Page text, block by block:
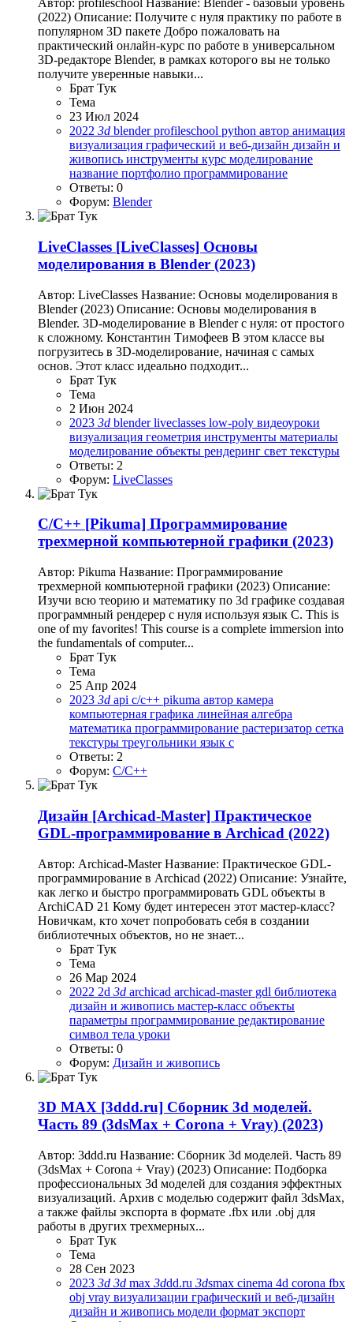
Автор: profileschool Название: Blender - базовый уровень
(2022) Описание: Получите с нуля практику по работе в
популярном 3D пакете Добро пожаловать на
практический онлайн-курс по работе в универсальном
3D-редакторе Blender, в рамках которого вы не только
получите уверенные навыки...
Брат Тук
Тема
23 Июл 2024
2022 3d blenderprofileschool python автор анимация
визуализация графический и веб-дизайн дизайн и
живопись инструменты курс моделирование
название портфолио программирование
Ответы: 0
Форум: Blender
LiveClasses [LiveClasses] Основы
моделирования в Blender (2023)
Автор: LiveClasses Название: Основы моделирования в
Blender (2023) Описание: Основы моделирования в
Blender. 3D-моделирование в Blender с нуля: от простого
к сложному. Константин Тимофеев В этом классе вы
погрузитесь в 3D-моделирование, начиная с самых
основ. Этот класс идеально подходит...
Брат Тук
Тема
2 Июн 2024
2023 3d blenderliveclasses low-poly видеоуроки
визуализация геометрия инструменты материалы
моделирование объекты рендеринг свет текстуры
Ответы: 2
Форум: LiveClasses
C/C++ [Pikuma] Программирование
трехмерной компьютерной графики (2023)
Автор: Pikuma Название: Программирование
трехмерной компьютерной графики (2023) Описание:
Изучи всю теорию и математику по 3d графике создавая
программный рендерер с нуля используя язык C. This is
one of my favorites! This course is a complete immersion into
the fundamentals of computer...
Брат Тук
Тема
25 Апр 2024
2023 3d api c/c++ pikuma автор камера
компьютерная графика линейная алгебра
математика программирование растеризатор сетка
текстуры треугольники язык c
Ответы: 2
Форум: C/C++
Дизайн [Archicad-Master] Практическое
GDL-программирование в Archicad (2022)
Автор: Archicad-Master Название: Практическое GDL-
программирование в Archicad (2022) Описание: Узнайте,
как легко и быстро программировать GDL объекты в
ArchiCAD 21 Кому будет интересен этот мастер-класс?
Новичкам, кто хочет попробовать себя в создании
библиотечных объектов, но не знает...
Брат Тук
Тема
26 Мар 2024
2022 2d 3d archicad archicad-master gdl библиотека
дизайн и живопись мастер-класс объекты
параметры программирование редактирование
символ тела уроки
Ответы: 0
Форум: Дизайн и живопись
3D MAX [3ddd.ru] Сборник 3d моделей.
Часть 89 (3dsMax + Corona + Vray) (2023)
Автор: 3ddd.ru Название: Сборник 3d моделей. Часть 89
(3dsMax + Corona + Vray) (2023) Описание: Подборка
профессиональных 3d моделей для создания эффектных
визуализаций. Архив с моделью содержит файл 3dsMax,
а также файлы экспорта в формате .fbx или .obj для
работы в других трехмерных...
Брат Тук
Тема
28 Сен 2023
2023 3d 3d max 3ddd.ru 3dsmax cinema 4d corona fbx
obj vray визуализации графический и веб-дизайн
дизайн и живопись модели формат экспорт